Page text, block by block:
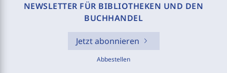
NEWSLETTER FÜR BIBLIOTHEKEN UND DEN
BUCHHANDEL
Jetzt abonnieren
Abbestellen